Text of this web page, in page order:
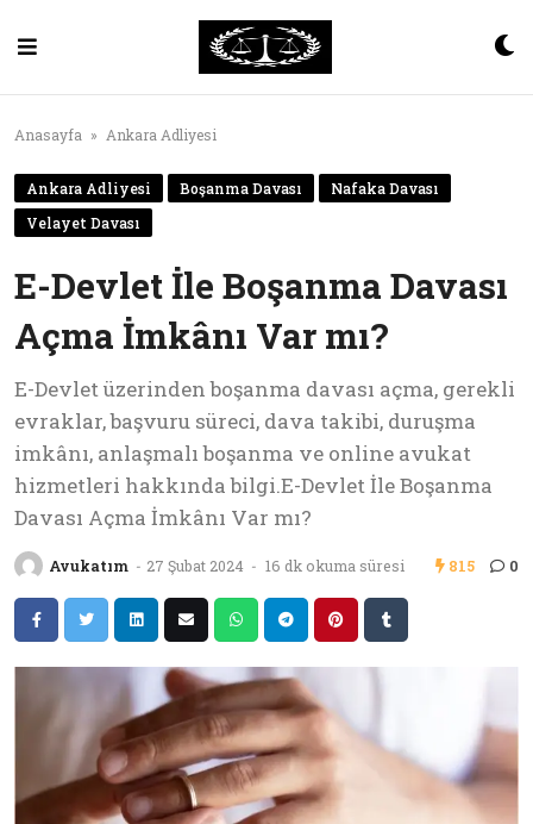
content
Anasayfa » Ankara Adliyesi
Ankara Adliyesi Boşanma Davası
Nafaka Davası
Velayet Davası
E-Devlet İle Boşanma Davası
Açma İmkânı Var mı?
E-Devlet üzerinden boşanma davası açma, gerekli
evraklar, başvuru süreci, dava takibi, duruşma
imkânı, anlaşmalı boşanma ve online avukat
hizmetleri hakkında bilgi.E-Devlet İle Boşanma
Davası Açma İmkânı Var mı?
Avukatım - 27 Şubat 2024 - 16 dk okuma süresi 815 0